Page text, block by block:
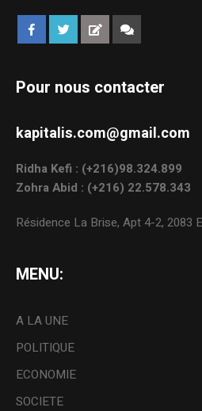
Pour nous contacter
kapitalis.com@gmail.com
Ridha Kefi : (+216)98.324.899
Zohra Abid : (+216) 22.578.343
Résidence La Brise, Apt 4-2, 2083
MENU:
A LA UNE
POLITIQUE
ECONOMIE
SOCIETE